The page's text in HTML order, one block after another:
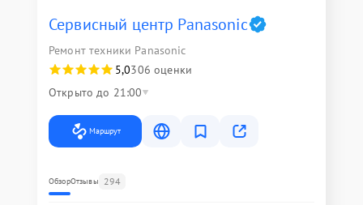
Сервисный центр Panasonic
Ремонт техники Panasonic
5,0306 оценки
Открыто до 21:00
Маршрут
ОбзорОтзывы 294